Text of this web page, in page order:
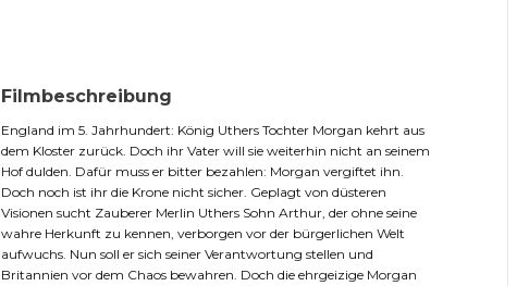
Filmbeschreibung
England im 5. Jahrhundert: König Uthers Tochter Morgan kehrt aus
dem Kloster zurück. Doch ihr Vater will sie weiterhin nicht an seinem
Hof dulden. Dafür muss er bitter bezahlen: Morgan vergiftet ihn.
Doch noch ist ihr die Krone nicht sicher. Geplagt von düsteren
Visionen sucht Zauberer Merlin Uthers Sohn Arthur, der ohne seine
wahre Herkunft zu kennen, verborgen vor der bürgerlichen Welt
aufwuchs. Nun soll er sich seiner Verantwortung stellen und
Britannien vor dem Chaos bewahren. Doch die ehrgeizige Morgan